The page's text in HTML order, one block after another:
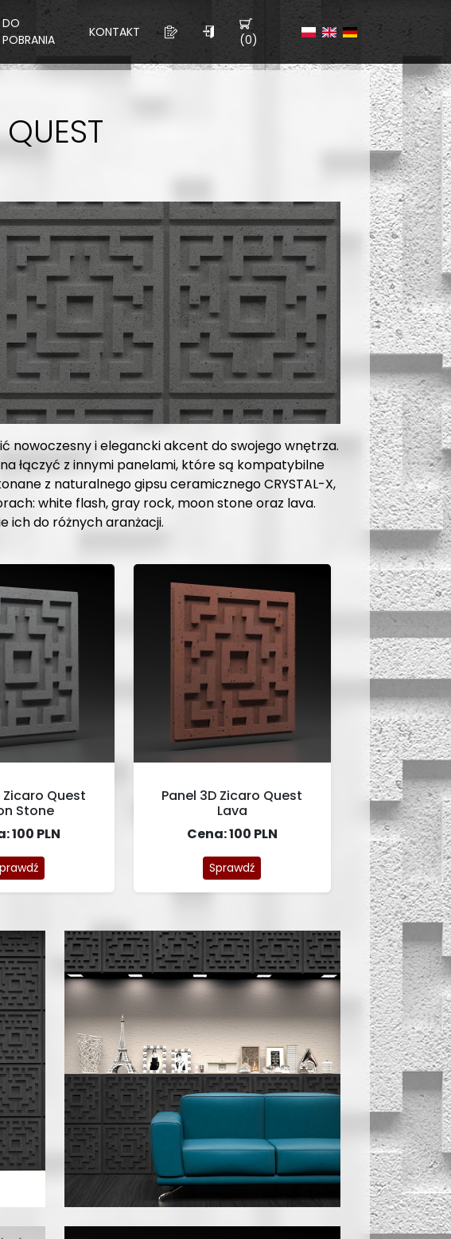
DO
POBRANIA
KONTAKT
(0)
nowoczesny i elegancki akcent do swojego wnętrza.
łączyć z innymi panelami, które są kompatybilne
z naturalnego gipsu ceramicznego CRYSTAL-X,
white flash, gray rock, moon stone oraz lava.
ich do różnych aranżacji.
Zicaro Quest
Stone
100 PLN
Panel 3D Zicaro Quest
Lava
Cena: 100 PLN
Sprawdź